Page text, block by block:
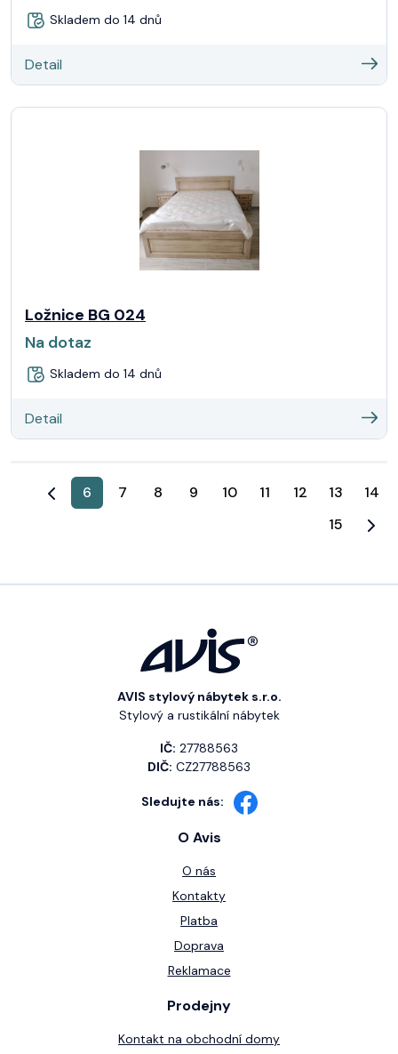
Skladem do 14 dnů
Detail
Ložnice BG 024
Na dotaz
Skladem do 14 dnů
Detail
6 7 8 9 10 11 12 13
14
15
AVIS stylový nábytek s.r.o.
Stylový a rustikální nábytek
IČ: 27788563
DIČ: CZ27788563
Sledujte nás:
O Avis
O nás
Kontakty
Platba
Doprava
Reklamace
Prodejny
Kontakt na obchodní domy